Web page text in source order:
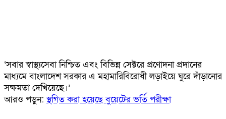
‘সবার স্বাস্থ্যসেবা নিশ্চিত এবং বিভিন্ন সেক্টরে প্রণোদনা প্রদানের
মাধ্যমে বাংলাদেশ সরকার এ মহামারিবিরোধী লড়াইয়ে ঘুরে দাঁড়ানোর
সক্ষমতা দেখিয়েছে।’
আরও পড়ুন:স্থগিত করা হয়েছে বুয়েটের ভর্তি পরীক্ষা